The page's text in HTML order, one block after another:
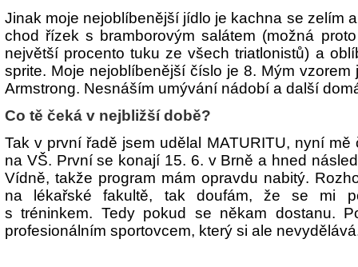
Jinak moje nejoblíbenější jídlo je kachna se zelím
chod řízek s bramborovým salátem (možná
největší procento tuku ze všech triatlonistů) a
sprite. Moje nejoblíbenější číslo je 8. Mým
Armstrong. Nesnáším umývání nádobí a další
Co tě čeká v nejbližší době?
Tak v první řadě jsem udělal MATURITU, nyní
na VŠ. První se konají 15. 6. v Brně a hned
Vídně, takže program mám opravdu nabitý.
na lékařské fakultě, tak doufám, že se mi
s tréninkem. Tedy pokud se někam dostanu.
profesionálním sportovcem, který si ale